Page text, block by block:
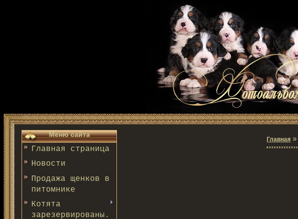
Меню сайта
Главная страница
Новости
Продажа щенков в
питомнике
Котята
зарезервированы.
Главная »